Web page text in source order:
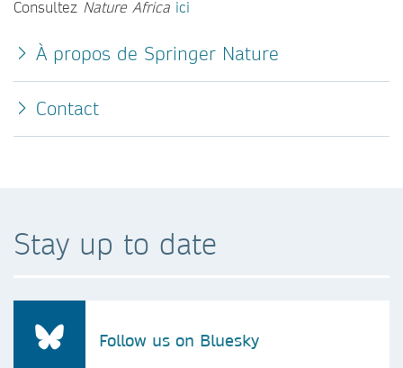
Consultez Nature Africa ici
À propos de Springer Nature
Contact
Stay up to date
Follow us on Bluesky